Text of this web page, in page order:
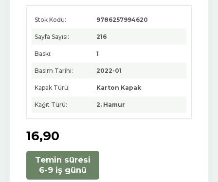
Stok Kodu: 9786257994620
Sayfa Sayısı: 216
Baskı: 1
Basım Tarihi: 2022-01
Kapak Türü: Karton Kapak
Kağıt Türü: 2. Hamur
16,90
Temin süresi
6-9 iş günü